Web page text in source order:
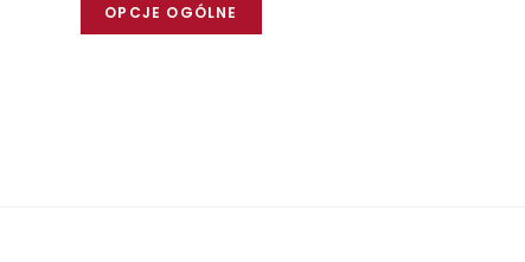
OPCJE OGÓLNE